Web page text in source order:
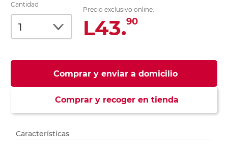
Cantidad
Precio exclusivo online:
L43.90
Comprar y enviar a domicilio
Comprar y recoger en tienda
Características